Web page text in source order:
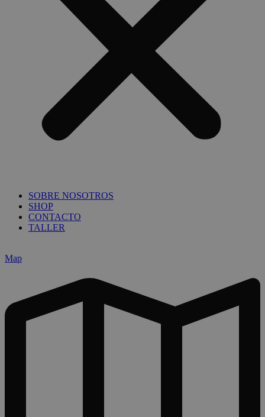
SOBRE NOSOTROS
SHOP
CONTACTO
TALLER
Map